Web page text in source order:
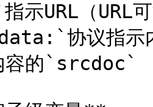
URL（URL可
协议指
容的`srcdoc`